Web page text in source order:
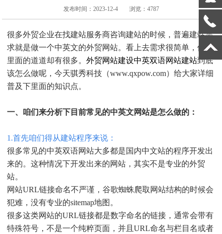
发布时间：2023-12-4 浏览：4787
很多外贸企业在找建站服务商咨询建站的时候，普遍建站需
求就是做一个中英文的外贸网站。看上去需求很简单，但这
里面的道道却有很多。外贸网站建设中英双语网站建站到底
该怎么做呢，今天骐秀科技（www.qxpow.com）给大家详细
普及下里面的知识点。
一、咱们来分析下目前常见的中英文网站是怎么做的：
1.首先咱们得从建站程序来说：
很多常见的中英双语网站大多都是国内中文站的程序开发出
来的。这种情况下开发出来的网站，其实不是专业的外贸
站。
网站URL链接命名不严谨，谷歌蜘蛛爬取网站结构的时候会
犯难，没有专业的sitemap地图。
很多这类网站的URL链接都是数字命名的链接，通常会带有
特殊符号，不是一个纯粹页面，并且URL命名与栏目名或者